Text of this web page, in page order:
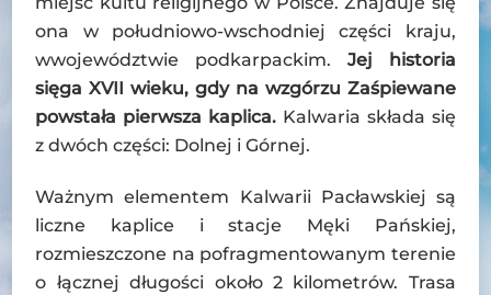
ona w południowo-wschodniej części kraju,
wwojewództwie podkarpackim. Jej historia
sięga XVII wieku, gdy na wzgórzu Zaśpiewane
powstała pierwsza kaplica. Kalwaria składa się
z dwóch części: Dolnej i Górnej.
Ważnym elementem Kalwarii Pacławskiej są
liczne kaplice i stacje Męki Pańskiej,
rozmieszczone na pofragmentowanym terenie
o łącznej długości około 2 kilometrów. Trasa